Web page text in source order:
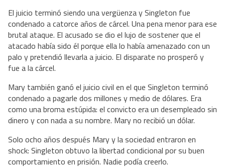
El juicio terminó siendo una vergüenza y Singleton fue
condenado a catorce años de cárcel. Una pena menor para ese
brutal ataque. El acusado se dio el lujo de sostener que el
atacado había sido él porque ella lo había amenazado con un
palo y pretendió llevarla a juicio. El disparate no prosperó y
fue a la cárcel.
Mary también ganó el juicio civil en el que Singleton terminó
condenado a pagarle dos millones y medio de dólares. Era
como una broma estúpida: el convicto era un desempleado sin
dinero y con nada a su nombre. Mary no recibió un dólar.
Solo ocho años después Mary y la sociedad entraron en
shock: Singleton obtuvo la libertad condicional por su buen
comportamiento en prisión. Nadie podía creerlo.